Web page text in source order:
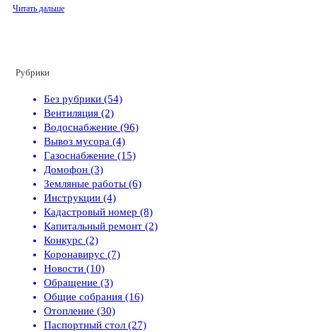
Читать дальше
Рубрики
Без рубрики (54)
Вентиляция (2)
Водоснабжение (96)
Вывоз мусора (4)
Газоснабжение (15)
Домофон (3)
Земляные работы (6)
Инструкции (4)
Кадастровый номер (8)
Капитальный ремонт (2)
Конкурс (2)
Коронавирус (7)
Новости (10)
Обращение (3)
Общие собрания (16)
Отопление (30)
Паспортный стол (27)